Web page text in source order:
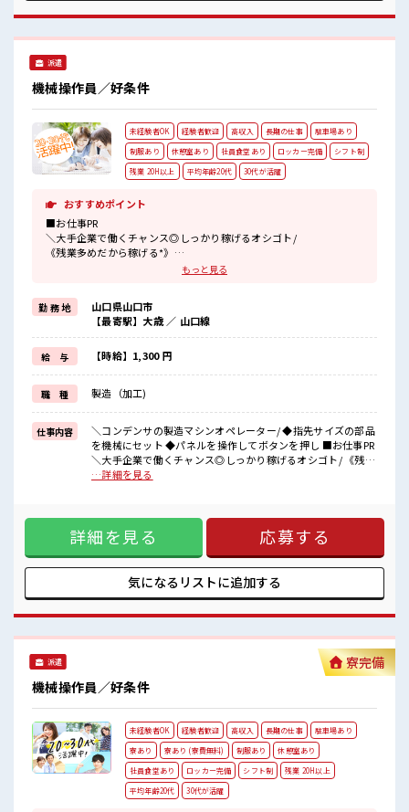
環境が整っています！ イチからスキルUP・ステップUP目指
していきましょう！ ≪自分に合った期間で働ける≫ 福利厚生
リフレッシュ！ 職場にはロッカー完備！ 私物の置きすぎには
注意が必要ですね★
派遣
機械操作員／好条件
未経験者OK 経験者歓迎 高収入 長期の仕事
駐車場あり
制服あり
休憩室あり 社員食堂あり ロッカー完備
シフト制
残業 20H以上
平均年齢20代 30代が活躍
おすすめポイント
■お仕事PR
＼大手企業で働くチャンス◎しっかり稼げるオシゴト/
《残業多めだから稼げる*》
残業はたっぷり月30時間以上あります！
給与明細も楽しみになりそうですね♪
《未経験の方もOK*》
研修がしっかりあるので安心してスタート◎
イチからスキル・ステップUPしちゃいましょう↑↑
担当者もしっかりサポートします！
《動きやすい制服あり*》
制服・帽子・安全靴も無料で貸与されるので、
毎朝の服えらびに困ることもなくなります☆
■職場の雰囲気
《20代・30代の方カツヤク中*》
荷物が多い方も安心な鍵付きロッカーあり！
休憩室・空調完備なのでカイテキな環境でお仕事できます♪
もっと見る
勤 務 地
山口県山口市
【最寄駅】大歳 ／ 山口線
給 与 【時給】1,300 円
職 種 製造（加工)
仕事内容
＼コンデンサの製造マシンオペレーター/ ◆指先サイズの部品
を機械にセット ◆パネルを操作してボタンを押し ■お仕事PR
＼大手企業で働くチャンス◎しっかり稼げるオシゴト/ 《残業
多めだから稼げる*》 残業はたっぷり月30時間以上ありま
研修がしっかりあるので安心してスタート◎ イチからスキ
ル・ステップUPしちゃいましょう↑↑ 担当者もしっかりサポ
ートします！ 《動きやすい制服あり*》 制服・帽子・安全靴
も無料で貸与されるので、 毎朝の服えらびに困ることもなく
なります☆ ■職場の雰囲気 《20代・30代の方カツヤク中*》
荷物が多い方も安心な鍵付きロッカーあり！ 休憩室・空調完
り！ 近くにコンビニもあるためお昼ご飯にこまらない◎
…詳細を見る
詳細を見る 応募する
気になるリストに追加する
派遣
機械操作員／好条件
寮完備
未経験者OK 経験者歓迎 高収入 長期の仕事
駐車場あり
寮あり
寮あり (寮費無料) 制服あり
休憩室あり
社員食堂あり
ロッカー完備 シフト制
残業 20H以上
平均年齢20代
30代が活躍